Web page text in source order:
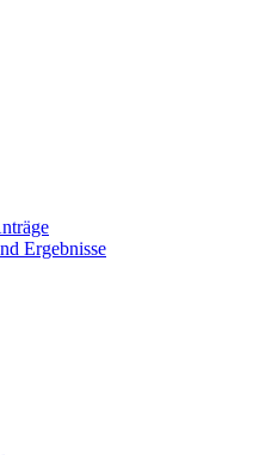
Ergebnisse